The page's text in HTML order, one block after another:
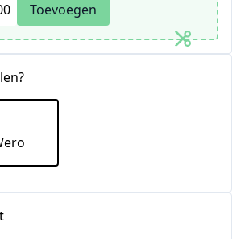
Toevoegen